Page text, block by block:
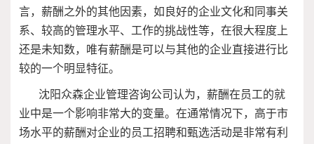
言，薪酬之外的其他因素，如良好的企业文化和同事关
系、较高的管理水平、工作的挑战性等，在很大程度上
还是未知数，唯有薪酬是可以与其他的企业直接进行比
较的一个明显特征。
沈阳众森企业管理咨询公司认为，薪酬在员工的就
业中是一个影响非常大的变量。在通常情况下，高于市
场水平的薪酬对企业的员工招聘和甄选活动是非常有利